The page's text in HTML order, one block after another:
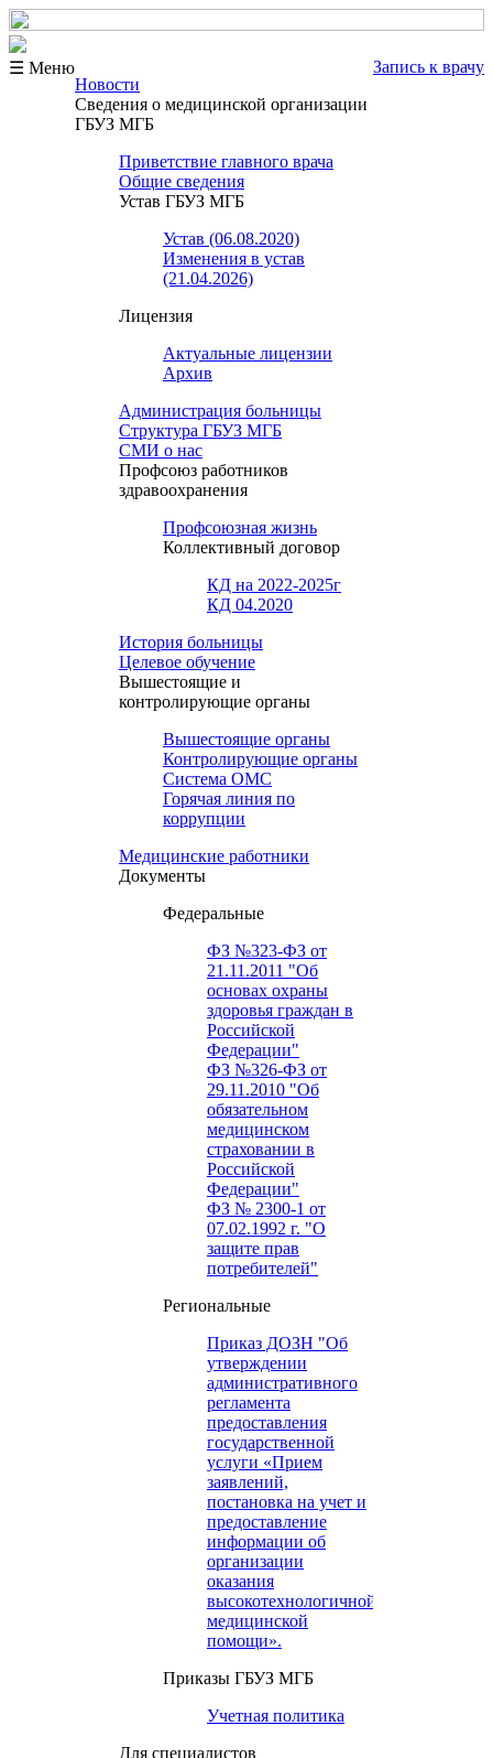
☰ Меню
Запись к врачу
Новости
Сведения о медицинской организации
ГБУЗ МГБ
Приветствие главного врача
Общие сведения
Устав ГБУЗ МГБ
Устав (06.08.2020)
Изменения в устав
(21.04.2026)
Лицензия
Актуальные лицензии
Архив
Администрация больницы
Структура ГБУЗ МГБ
СМИ о нас
Профсоюз работников
здравоохранения
Профсоюзная жизнь
Коллективный договор
КД на 2022-2025г
КД 04.2020
История больницы
Целевое обучение
Вышестоящие и
контролирующие органы
Вышестоящие органы
Контролирующие органы
Система ОМС
Горячая линия по
коррупции
Медицинские работники
Документы
Федеральные
ФЗ №323-ФЗ от
21.11.2011 "Об
основах охраны
здоровья граждан в
Российской
Федерации"
ФЗ №326-ФЗ от
29.11.2010 "Об
обязательном
медицинском
страховании в
Российской
Федерации"
ФЗ № 2300-1 от
07.02.1992 г. "О
защите прав
потребителей"
Региональные
Приказ ДОЗН "Об
утверждении
административного
регламента
предоставления
государственной
услуги «Прием
заявлений,
постановка на учет и
предоставление
информации об
организации
оказания
высокотехнологичной
медицинской
помощи».
Приказы ГБУЗ МГБ
Учетная политика
Для специалистов